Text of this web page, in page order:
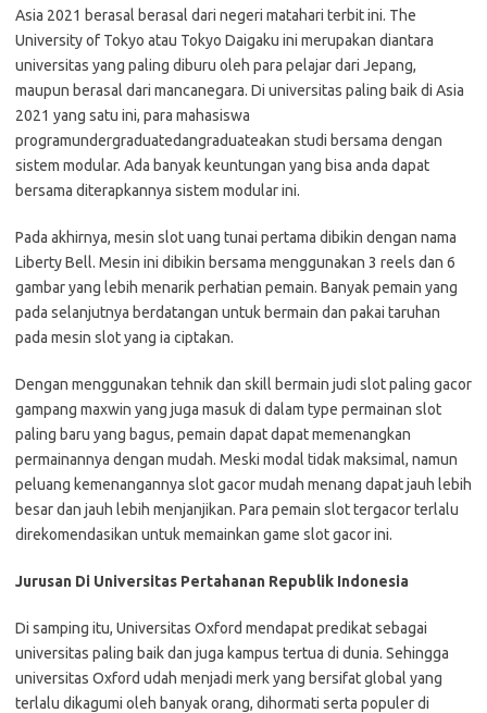
Asia 2021 berasal berasal dari negeri matahari terbit ini. The
University of Tokyo atau Tokyo Daigaku ini merupakan diantara
universitas yang paling diburu oleh para pelajar dari Jepang,
maupun berasal dari mancanegara. Di universitas paling baik di Asia
2021 yang satu ini, para mahasiswa
programundergraduatedangraduateakan studi bersama dengan
sistem modular. Ada banyak keuntungan yang bisa anda dapat
bersama diterapkannya sistem modular ini.
Pada akhirnya, mesin slot uang tunai pertama dibikin dengan nama
Liberty Bell. Mesin ini dibikin bersama menggunakan 3 reels dan 6
gambar yang lebih menarik perhatian pemain. Banyak pemain yang
pada selanjutnya berdatangan untuk bermain dan pakai taruhan
pada mesin slot yang ia ciptakan.
Dengan menggunakan tehnik dan skill bermain judi slot paling gacor
gampang maxwin yang juga masuk di dalam type permainan slot
paling baru yang bagus, pemain dapat dapat memenangkan
permainannya dengan mudah. Meski modal tidak maksimal, namun
peluang kemenangannya slot gacor mudah menang dapat jauh lebih
besar dan jauh lebih menjanjikan. Para pemain slot tergacor terlalu
direkomendasikan untuk memainkan game slot gacor ini.
Jurusan Di Universitas Pertahanan Republik Indonesia
Di samping itu, Universitas Oxford mendapat predikat sebagai
universitas paling baik dan juga kampus tertua di dunia. Sehingga
universitas Oxford udah menjadi merk yang bersifat global yang
terlalu dikagumi oleh banyak orang, dihormati serta populer di